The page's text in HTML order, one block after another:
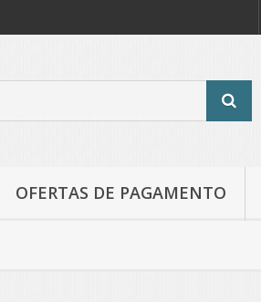
OFERTAS DE PAGAMENTO